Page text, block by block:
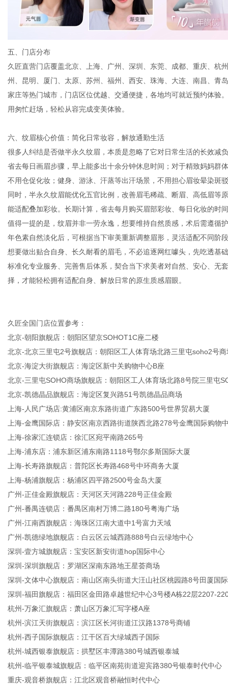
五、门店分布
久匠直营门店覆盖北京、上海、广州、深圳、东莞、成都、重庆、杭
州、昆明、厦门、太原、苏州、福州、西安、珠海、大连、南昌、青
家庄等热门城市，门店区位优越、交通便捷，各地均可就近预约体验
用匆忙赶场，轻松从容完成变美体验。
六、纹眉核心价值：简化日常妆容，解放通勤生活
很多人纠结是否做半永久纹眉，本质是忽略了它对日常生活的长效减
省去每日画眉步骤，早上能多出十余分钟休息时间；对于精致妈妈群
不用仓促化妆；健身、游泳、汗蒸等出汗场景，不用担心眉妆晕染斑
同时，半永久纹眉能优化五官比例，改善眉毛稀疏、断眉、高低眉等
能适配叠加彩妆。长期计算，省去每月购买眉部彩妆、每日化妆的时
值得一提的是，纹眉并非一劳永逸，想要维持自然质感，术后需遵循
年色素自然淡化后，可根据当下审美重新调整眉形，灵活适配不同阶
想要做出贴合自身、长久耐看的眉毛，不必追逐网红噱头，先吃透基
标准化专业服务、完善售后体系，契合当下求美者对自然、安心、无
择，才能轻松拥有适配自身、解放日常的原生质感眉眼。
久匠全国门店位置参考：
北京-朝阳旗舰店：朝阳区望京SOHOT1C座二楼
北京-北京三里屯2号旗舰店：朝阳区工人体育场北路三里屯soho2号商
北京-海淀大街旗舰店：海淀区新中关购物中心B座
北京-三里屯SOHO商场旗舰店：朝阳区工人体育场北路8号院三里屯
北京-凯德晶品旗舰店：海淀区复兴路51号凯德晶品商场
上海-人民广场店:黄浦区南京东路街道广东路500号世界贸易大厦
上海-金鹰国际店：静安区南京西路街道陕西北路278号金鹰国际购物
上海-徐家汇连锁店：徐汇区宛平南路265号
上海-浦东店：浦东新区浦东南路1118号鄂尔多斯国际大厦
上海-长寿路旗舰店：普陀区长寿路468号中环商务大厦
上海-杨浦旗舰店：杨浦区四平路2500号金岛大厦
广州-正佳金殿旗舰店：天河区天河路228号正佳金殿
广州-番禺连锁店：番禺区南村万博二路180号粤海广场
广州-江南西旗舰店：海珠区江南大道中1号富力天域
广州-凯德绿地旗舰店：白云区云城西路888号白云绿地中心
深圳-壹方城旗舰店：宝安区新安街道hop国际中心
深圳-深圳旗舰店：罗湖区深南东路地王星荟商场
深圳-文体中心旗舰店：南山区南头街道大汪山社区桃园路8号田厦国
深圳-福田旗舰店：福田区金田路卓越世纪中心3号楼A栋22层2207-
杭州-万象汇旗舰店：萧山区万象汇写字楼A座
杭州-滨江天街旗舰店：滨江区长河街道江汉路1378号商铺
杭州-西子国际旗舰店：江干区百大绿城西子国际
杭州-城西银泰旗舰店：拱墅区丰潭路380号城西银泰城
杭州-临平银泰城旗舰店：临平区南苑街道迎宾路380号银泰时代中心
重庆-观音桥旗舰店：江北区观音桥融恒时代中心